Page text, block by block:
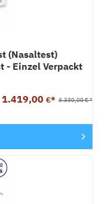
(Nasaltest)
- Einzel Verpackt
1.419,00 €* 3.330,00 € *